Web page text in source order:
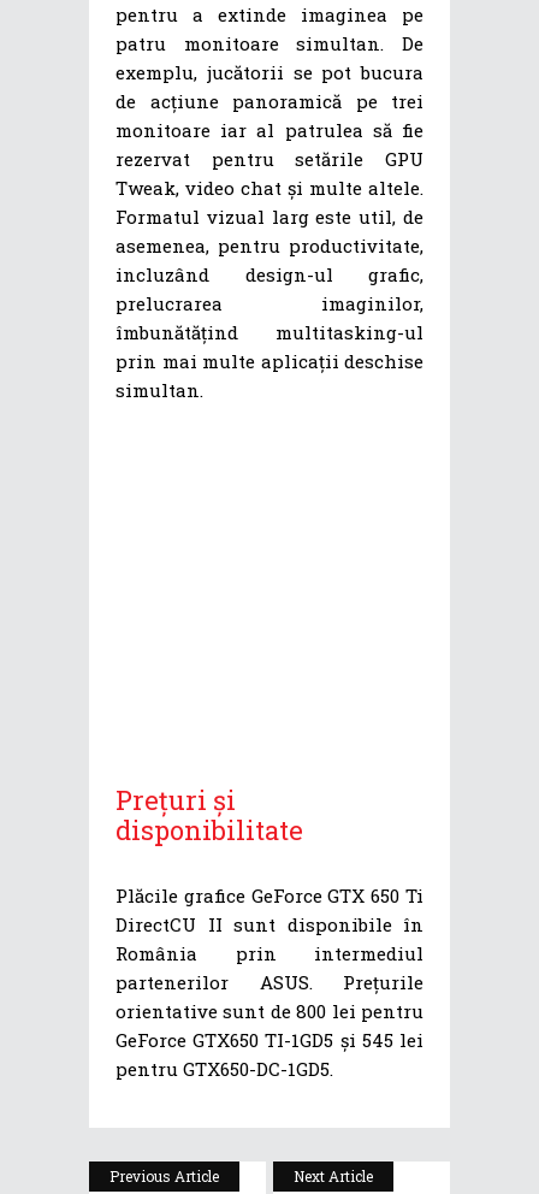
pentru a extinde imaginea pe
patru monitoare simultan. De
exemplu, jucătorii se pot bucura
de acțiune panoramică pe trei
monitoare iar al patrulea să fie
rezervat pentru setările GPU
Tweak, video chat și multe altele.
Formatul vizual larg este util, de
asemenea, pentru productivitate,
incluzând design-ul grafic,
prelucrarea imaginilor,
îmbunătățind multitasking-ul
prin mai multe aplicații deschise
simultan.
Prețuri și
disponibilitate
Plăcile grafice GeForce GTX 650 Ti
DirectCU II sunt disponibile în
România prin intermediul
partenerilor ASUS. Prețurile
orientative sunt de 800 lei pentru
GeForce GTX650 TI-1GD5 și 545 lei
pentru GTX650-DC-1GD5.
Previous Article Next Article